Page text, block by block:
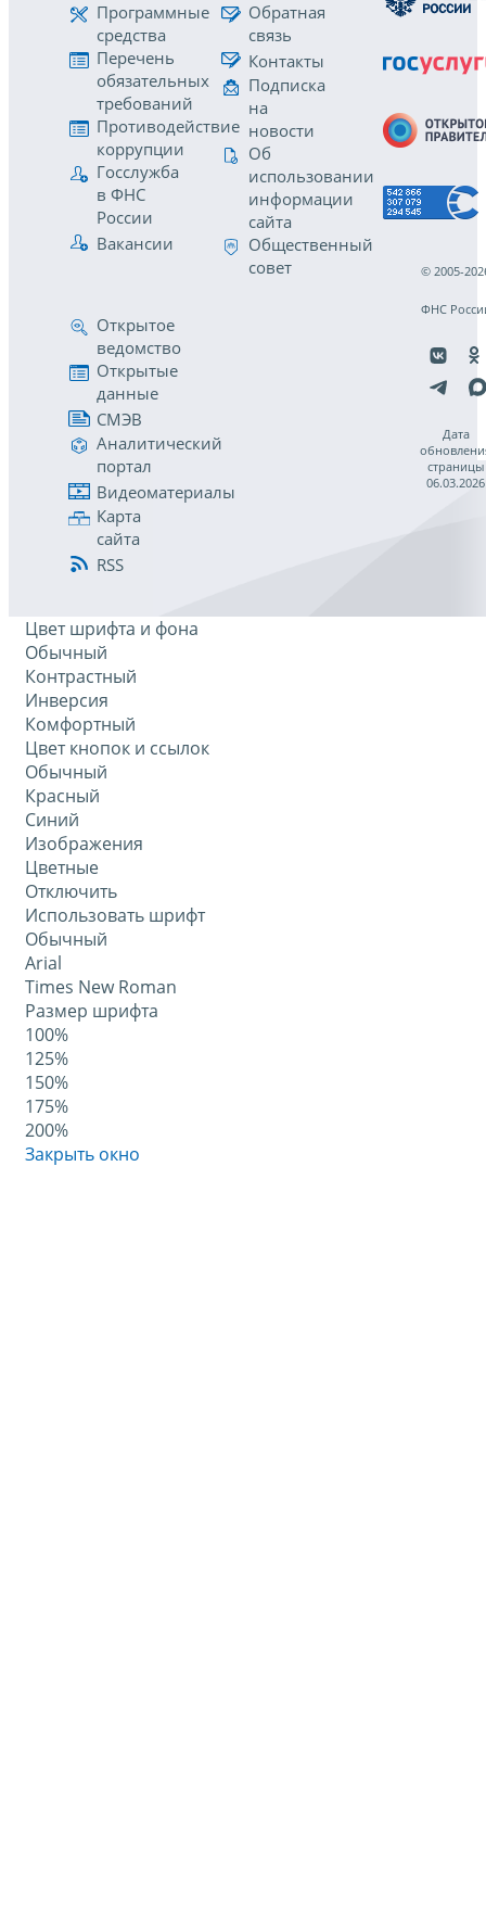
Программные
средства
Перечень
обязательных
требований
Противодействие
коррупции
Госслужба
в ФНС
России
Вакансии
Обратная
связь
Контакты
Подписка
на
новости
Об
использовании
информации
сайта
Общественный
совет
Открытое
ведомство
Открытые
данные
СМЭВ
Аналитический
портал
Видеоматериалы
Карта
сайта
RSS
© 2005-
ФНС
Дата
страницы
06.03.2026
Цвет шрифта и фона
Обычный
Контрастный
Инверсия
Комфортный
Цвет кнопок и ссылок
Обычный
Красный
Синий
Изображения
Цветные
Отключить
Использовать шрифт
Обычный
Arial
Times New Roman
Размер шрифта
100%
125%
150%
175%
200%
Закрыть окно